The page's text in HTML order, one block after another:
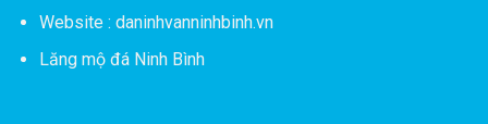
Website : daninhvanninhbinh.vn
Lăng mộ đá Ninh Bình